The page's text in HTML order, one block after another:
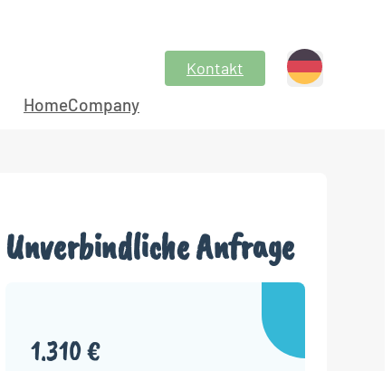
HomeCompany
Kontakt
Unverbindliche Anfrage
1.310 €